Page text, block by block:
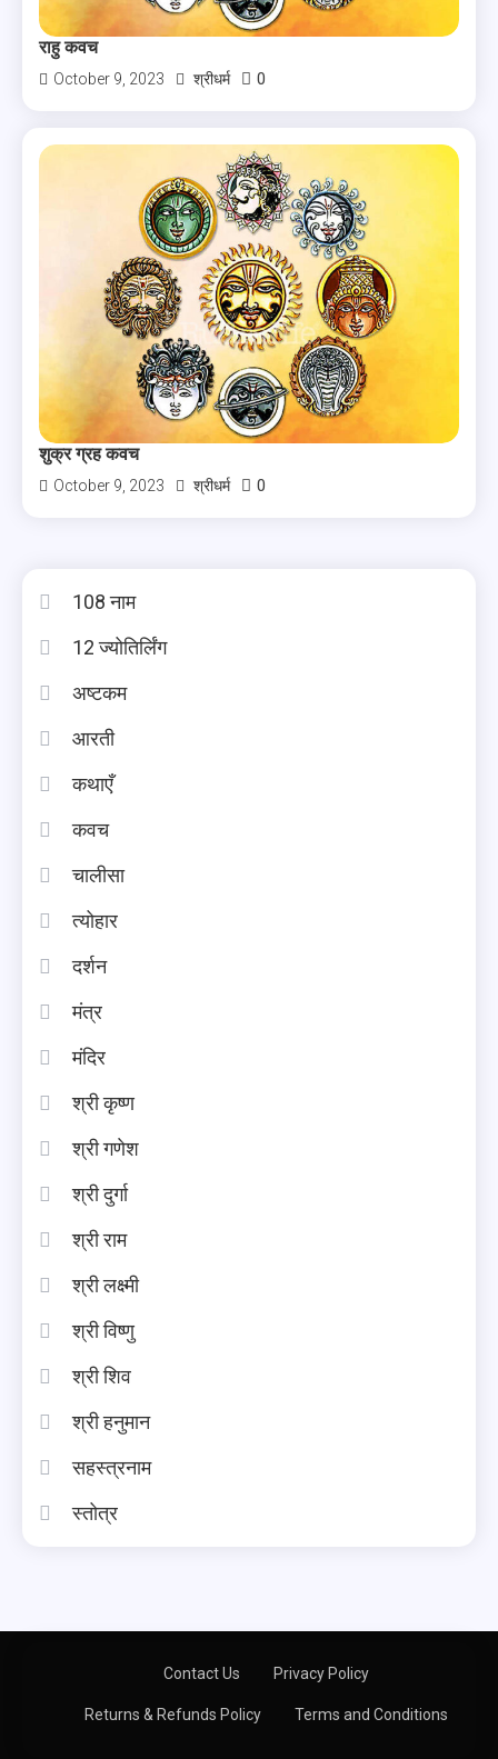
राहु कवच
October 9, 2023 श्रीधर्म 0
शुक्र ग्रह कवच
October 9, 2023 श्रीधर्म 0
108 नाम
12 ज्योतिर्लिंग
अष्टकम
आरती
कथाएँ
कवच
चालीसा
त्योहार
दर्शन
मंत्र
मंदिर
श्री कृष्ण
श्री गणेश
श्री दुर्गा
श्री राम
श्री लक्ष्मी
श्री विष्णु
श्री शिव
श्री हनुमान
सहस्त्रनाम
स्तोत्र
Contact Us Privacy Policy
Returns & Refunds Policy Terms and Conditions